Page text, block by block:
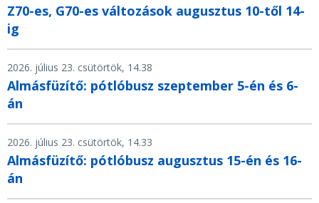
Z70-es, G70-es változások augusztus 10-től 14-
ig
2026. július 23. csütörtök, 14.38
Almásfüzítő: pótlóbusz szeptember 5-én és 6-
án
2026. július 23. csütörtök, 14.33
Almásfüzítő: pótlóbusz augusztus 15-én és 16-
án